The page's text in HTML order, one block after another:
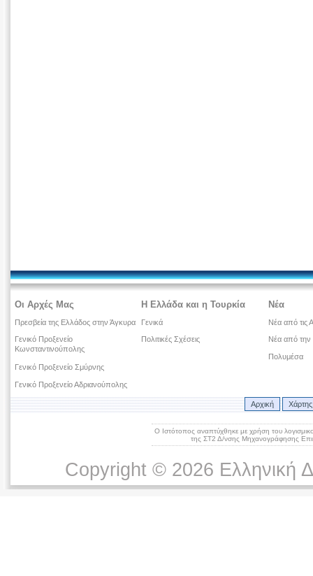
Οι Αρχές Μας
Πρεσβεία της Ελλάδος στην Άγκυρα
Γενικό Προξενείο
Κωνσταντινούπολης
Γενικό Προξενείο Σμύρνης
Γενικό Προξενείο Αδριανούπολης
Η Ελλάδα και η Τουρκία
Γενικά
Πολιτικές Σχέσεις
Νέα
Νέα από τις
Νέα από την
Πολυμέσα
Αρχική
Ο Ιστότοπος αναπτύχθηκε με χρήση του
της ΣΤ2 Δ/νσης Μηχανογράφησης
Copyright © 2026 Ελληνική